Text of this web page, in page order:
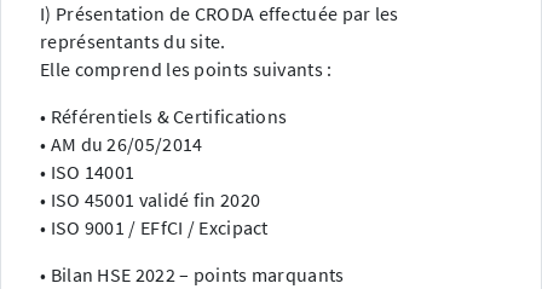
I) Présentation de CRODA effectuée par les
représentants du site.
Elle comprend les points suivants :
• Référentiels & Certifications
• AM du 26/05/2014
• ISO 14001
• ISO 45001 validé fin 2020
• ISO 9001 / EFfCI / Excipact
• Bilan HSE 2022 – points marquants